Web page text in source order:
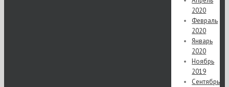
2020
Февраль
2020
Январь
2020
Ноябрь
2019
Сентябрь